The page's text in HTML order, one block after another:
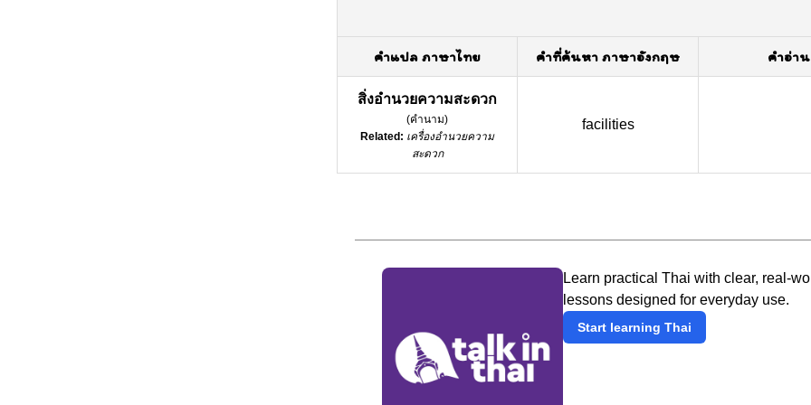
คำแปล ภาษาไทย คำที่ค้นหา ภาษาอังกฤษ คำอ่าน
สิ่งอำนวยความสะดวก
(คำนาม)
Related: เครื่องอำนวยความ
สะดวก
facilities
Learn practical Thai with clear, real-
lessons designed for everyday use.
Start learning Thai